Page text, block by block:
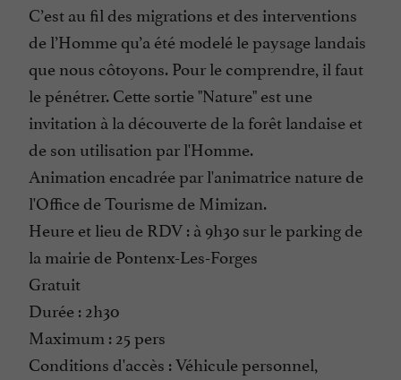
C’est au fil des migrations et des interventions
de l’Homme qu’a été modelé le paysage landais
que nous côtoyons. Pour le comprendre, il faut
le pénétrer. Cette sortie "Nature" est une
invitation à la découverte de la forêt landaise et
de son utilisation par l'Homme.
Animation encadrée par l'animatrice nature de
l'Office de Tourisme de Mimizan.
Heure et lieu de RDV : à 9h30 sur le parking de
la mairie de Pontenx-Les-Forges
Gratuit
Durée : 2h30
Maximum : 25 pers
Conditions d'accès : Véhicule personnel,